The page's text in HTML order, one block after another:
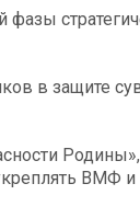
фазы
в защите
ВМФ